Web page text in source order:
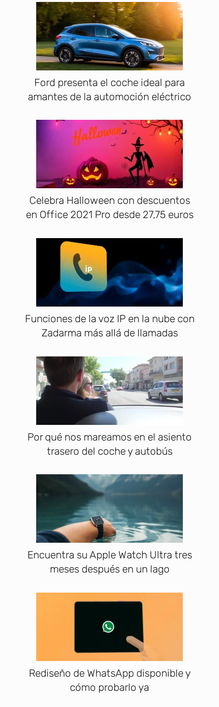
Ford presenta el coche ideal para
amantes de la automoción eléctrico
Celebra Halloween con descuentos
en Office 2021 Pro desde 27,75 euros
Funciones de la voz IP en la nube con
Zadarma más allá de llamadas
Por qué nos mareamos en el asiento
trasero del coche y autobús
Encuentra su Apple Watch Ultra tres
meses después en un lago
Rediseño de WhatsApp disponible y
cómo probarlo ya